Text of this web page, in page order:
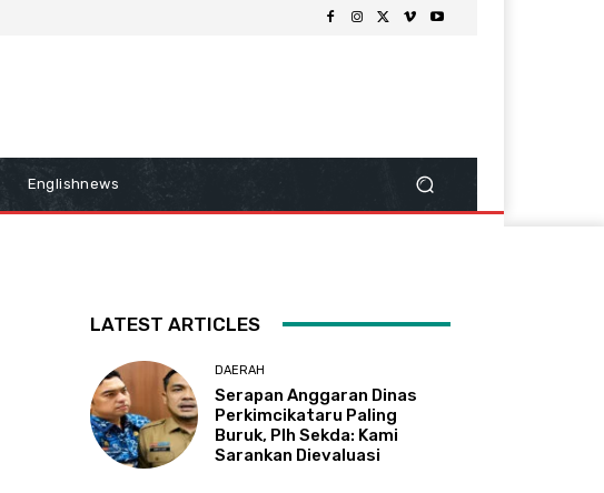
Englishnews
LATEST ARTICLES
DAERAH
Serapan Anggaran Dinas
Perkimcikataru Paling
Buruk, Plh Sekda: Kami
Sarankan Dievaluasi